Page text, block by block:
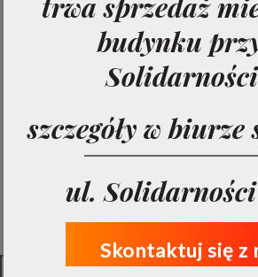
Pierwsze piętro
Zobacz pełną
trwa sprzedaż
budynku
szczegóły w biurze
ul.
Skontaktuj się z